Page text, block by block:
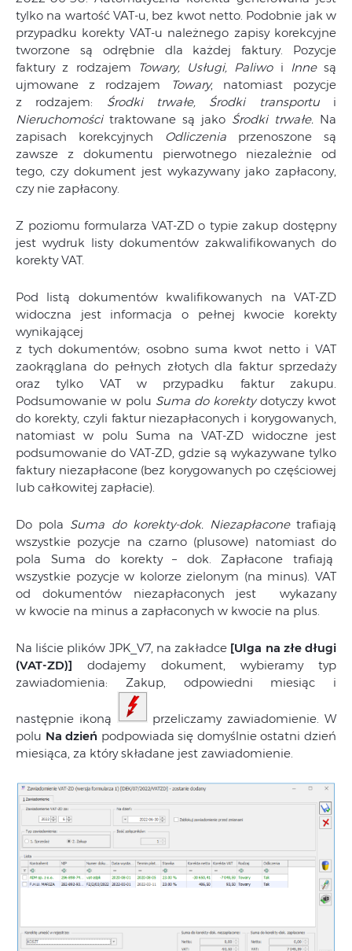
tylko na wartość VAT-u, bez kwot netto. Podobnie jak w
przypadku korekty VAT-u należnego zapisy korekcyjne
tworzone są odrębnie dla każdej faktury. Pozycje
faktury z rodzajem
Towary, Usługi, Paliwoi Innesą
ujmowane z rodzajem
Towary, natomiast pozycje
z rodzajem: Środki trwałe, Środki transportui
Nieruchomościtraktowane są jako Środki trwałe. Na
zapisach korekcyjnych Odliczenia przenoszone są
zawsze z dokumentu pierwotnego niezależnie od
tego, czy dokument jest wykazywany jako zapłacony,
czy nie zapłacony.
Z poziomu formularza VAT-ZD o typie zakup dostępny
jest wydruk listy dokumentów zakwalifikowanych do
korekty VAT.
Pod listą dokumentów kwalifikowanych na VAT-ZD
widoczna jest informacja o pełnej kwocie korekty
wynikającej
z tych dokumentów; osobno suma kwot netto i VAT
zaokrąglana do pełnych złotych dla faktur sprzedaży
oraz tylko VAT w przypadku faktur zakupu.
Podsumowanie w polu Suma do korektydotyczy kwot
do korekty, czyli faktur niezapłaconych i korygowanych,
natomiast w polu Suma na VAT-ZD widoczne jest
podsumowanie do VAT-ZD, gdzie są wykazywane tylko
faktury niezapłacone (bez korygowanych po częściowej
lub całkowitej zapłacie).
Do pola Suma do korekty-dok. Niezapłaconetrafiają
wszystkie pozycje na czarno (plusowe) natomiast do
pola Suma do korekty – dok. Zapłacone trafiają
wszystkie pozycje w kolorze zielonym (na minus). VAT
od dokumentów niezapłaconych jest wykazany
w kwocie na minus a zapłaconych w kwocie na plus.
Na liście plików JPK_V7, na zakładce [Ulga na złe długi
(VAT-ZD)] dodajemy dokument, wybieramy typ
zawiadomienia: Zakup, odpowiedni miesiąc i
następnie ikoną
przeliczamy zawiadomienie. W
polu Na dzień podpowiada się domyślnie ostatni dzień
miesiąca, za który składane jest zawiadomienie.